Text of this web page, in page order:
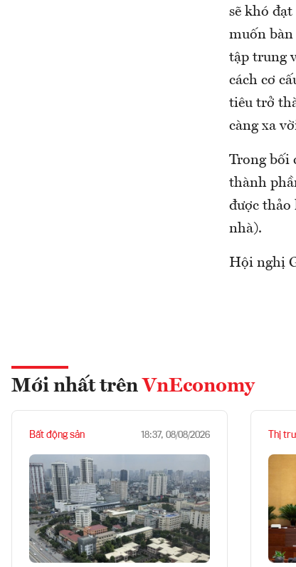
sẽ khó
muốn bàn
tập trung
cách cơ
tiêu trở
càng xa
Trong bối
thành
được thảo
nhà).
Hội nghị
Mới nhất trên VnEconomy
Bất động sản 18:37, 08/08/2026 Thị